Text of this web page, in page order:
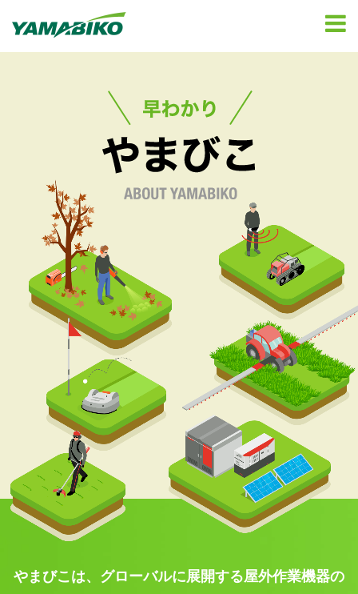
やまびこは、グローバルに展開する屋外作業機器の